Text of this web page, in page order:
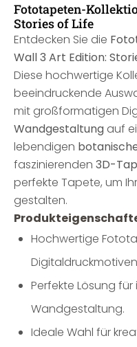
Fototapeten-
Stories of Life
Entdecken Sie die
Wall 3 Art Edition:
Diese hochwertige
beeindruckende
mit großformatigen
Wandgestaltung auf
lebendigen
faszinierenden 3D-
perfekte Tapete, um
gestalten.
Hochwertige
Perfekte Lösung
Wandgestaltung.
Ideale Wahl für